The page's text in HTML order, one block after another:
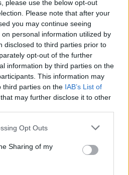
please use the below opt-out
Please note that after your
you may continue seeing
personal information utilized by
disclosed to third parties prior to
opt-out of the further
information by third parties on the
This information may
third parties on the IAB’s List of
that may further disclose it to other
Opt Outs
Sharing of my